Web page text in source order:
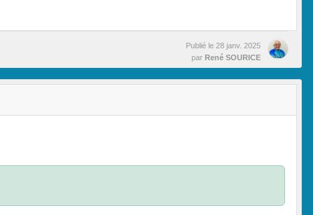
Publié le 28 janv. 2025
par René SOURICE